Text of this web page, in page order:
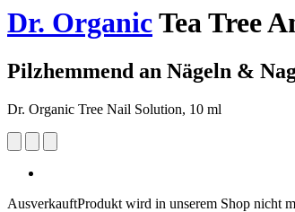
Dr. OrganicTea Tree
Pilzhemmend an Nägeln &
Dr. Organic Tree Nail Solution, 10 ml
AusverkauftProdukt wird in unserem Shop nicht